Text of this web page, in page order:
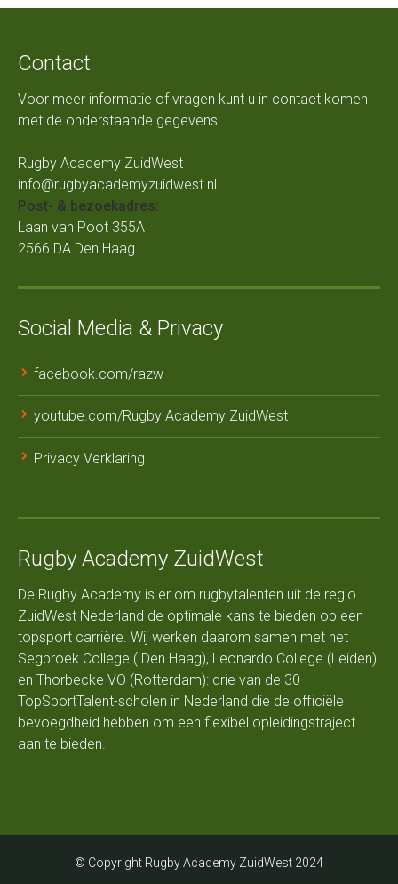
Contact
Voor meer informatie of vragen kunt u in contact komen
met de onderstaande gegevens:
Rugby Academy ZuidWest
info@rugbyacademyzuidwest.nl
Post- & bezoekadres:
Laan van Poot 355A
2566 DA Den Haag
Social Media & Privacy
facebook.com/razw
youtube.com/Rugby Academy ZuidWest
Privacy Verklaring
Rugby Academy ZuidWest
De Rugby Academy is er om rugbytalenten uit de regio
ZuidWest Nederland de optimale kans te bieden op een
topsport carrière. Wij werken daarom samen met het
Segbroek College ( Den Haag), Leonardo College (Leiden)
en Thorbecke VO (Rotterdam): drie van de 30
TopSportTalent-scholen in Nederland die de officiële
bevoegdheid hebben om een flexibel opleidingstraject
aan te bieden.
© Copyright Rugby Academy ZuidWest 2024